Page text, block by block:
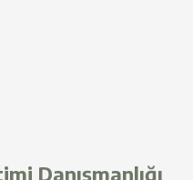
Danışmanlığı